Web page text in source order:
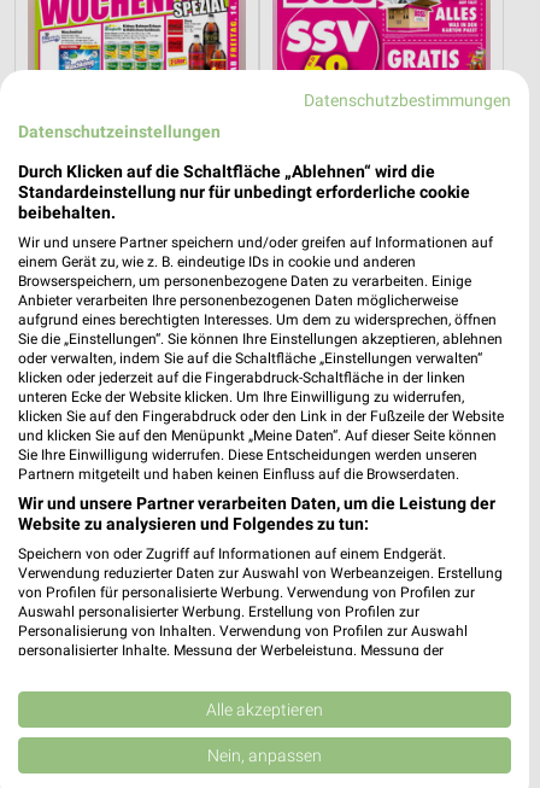
13,9 km
Wochenend Spezial
Gültig ab Fr. 14.08.
41,2 km
Angebote ab 03.08.
Noch morgen gültig
NORMA
13,9 km
Wochenend Spezial
Globus
Angebote ab 03.08.
Datenschutzbestimmungen
Datenschutzeinstellungen
Durch Klicken auf die Schaltfläche „Ablehnen“ wird die
Standardeinstellung nur für unbedingt erforderliche cookie
beibehalten.
Wir und unsere Partner speichern und/oder greifen auf Informationen auf
einem Gerät zu, wie z. B. eindeutige IDs in cookie und anderen
Browserspeichern, um personenbezogene Daten zu verarbeiten. Einige
Anbieter verarbeiten Ihre personenbezogenen Daten möglicherweise
aufgrund eines berechtigten Interesses. Um dem zu widersprechen, öffnen
Sie die „Einstellungen“. Sie können Ihre Einstellungen akzeptieren, ablehnen
oder verwalten, indem Sie auf die Schaltfläche „Einstellungen verwalten“
klicken oder jederzeit auf die Fingerabdruck-Schaltfläche in der linken
unteren Ecke der Website klicken. Um Ihre Einwilligung zu widerrufen,
klicken Sie auf den Fingerabdruck oder den Link in der Fußzeile der Website
und klicken Sie auf den Menüpunkt „Meine Daten“. Auf dieser Seite können
Sie Ihre Einwilligung widerrufen. Diese Entscheidungen werden unseren
Partnern mitgeteilt und haben keinen Einfluss auf die Browserdaten.
Wir und unsere Partner verarbeiten Daten, um die Leistung der
Website zu analysieren und Folgendes zu tun:
Speichern von oder Zugriff auf Informationen auf einem Endgerät.
Verwendung reduzierter Daten zur Auswahl von Werbeanzeigen. Erstellung
von Profilen für personalisierte Werbung. Verwendung von Profilen zur
Auswahl personalisierter Werbung. Erstellung von Profilen zur
Personalisierung von Inhalten. Verwendung von Profilen zur Auswahl
personalisierter Inhalte. Messung der Werbeleistung. Messung der
Kombinationen von Daten aus verschiedenen Quellen. Entwicklung und
Verbesserung der Angebote. Verwendung reduzierter Daten zur Auswahl
von Inhalten.
Daten können außerhalb der Europäischen Union weitergegeben und in die
Alle akzeptieren
Nein, anpassen